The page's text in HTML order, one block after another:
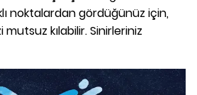
noktalardan gördüğünüz için,
kılabilir. Sinirleriniz